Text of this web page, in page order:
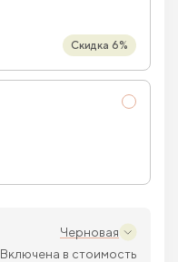
Скидка 6%
Черновая
Включена в стоимость